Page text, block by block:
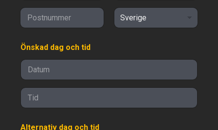
s/region
Önskad dag och tid
Alternativ dag och tid